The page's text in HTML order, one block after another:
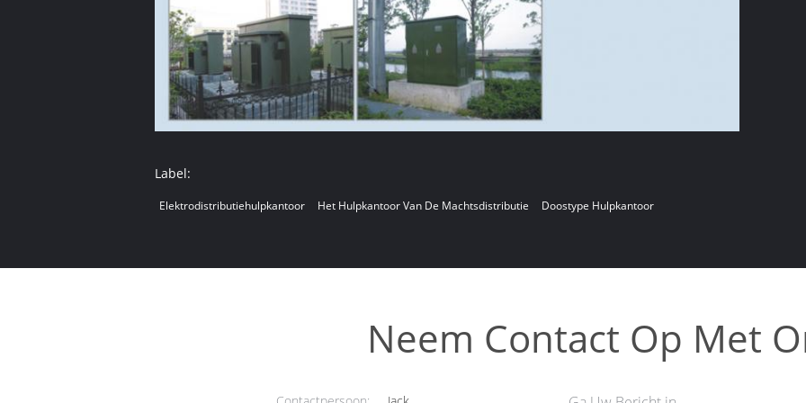
Label:
Elektrodistributiehulpkantoor Het Hulpkantoor Van De Machtsdistributie Doostype Hulpkantoor
Neem Contact Op Met